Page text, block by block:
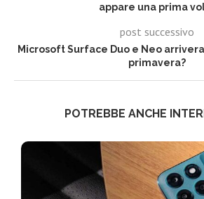
appare una prima
post successivo
Microsoft Surface Duo e Neo
primavera?
POTREBBE ANCHE